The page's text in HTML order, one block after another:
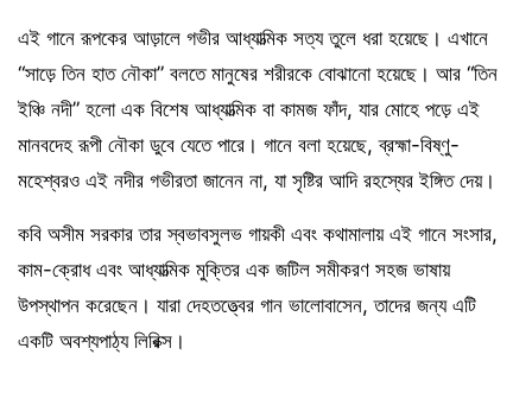
এই গানে রূপকের আড়ালে গভীর আধ্যাত্মিক সত্য তুলে ধরা হয়েছে। এখানে
“সাড়ে তিন হাত নৌকা” বলতে মানুষের শরীরকে বোঝানো হয়েছে। আর “তিন
ইঞ্চি নদী” হলো এক বিশেষ আধ্যাত্মিক বা কামজ ফাঁদ, যার মোহে পড়ে এই
মানবদেহ রূপী নৌকা ডুবে যেতে পারে। গানে বলা হয়েছে, ব্রহ্মা-বিষ্ণু-
মহেশ্বরও এই নদীর গভীরতা জানেন না, যা সৃষ্টির আদি রহস্যের ইঙ্গিত দেয়।
কবি অসীম সরকার তার স্বভাবসুলভ গায়কী এবং কথামালায় এই গানে সংসার,
কাম-ক্রোধ এবং আধ্যাত্মিক মুক্তির এক জটিল সমীকরণ সহজ ভাষায়
উপস্থাপন করেছেন। যারা দেহতত্ত্বের গান ভালোবাসেন, তাদের জন্য এটি
একটি অবশ্যপাঠ্য লিরিক্স।